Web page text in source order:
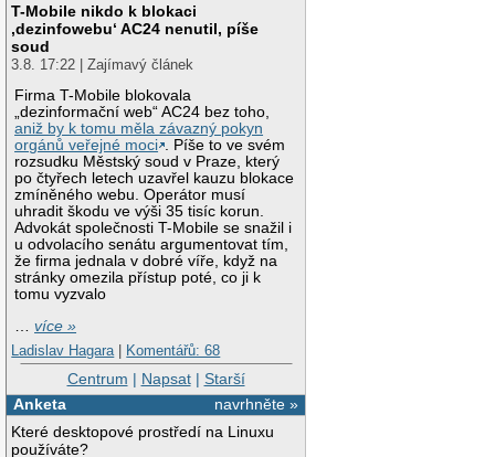
T-Mobile nikdo k blokaci
‚dezinfowebu‘ AC24 nenutil, píše
soud
3.8. 17:22 | Zajímavý článek
Firma T-Mobile blokovala
„dezinformační web“ AC24 bez toho,
aniž by k tomu měla závazný pokyn
orgánů veřejné moci . Píše to ve svém
rozsudku Městský soud v Praze, který
po čtyřech letech uzavřel kauzu blokace
zmíněného webu. Operátor musí
uhradit škodu ve výši 35 tisíc korun.
Advokát společnosti T-Mobile se snažil i
u odvolacího senátu argumentovat tím,
že firma jednala v dobré víře, když na
stránky omezila přístup poté, co ji k
tomu vyzvalo
…více »
Ladislav Hagara | Komentářů: 68
Centrum | Napsat| Starší
navrhněte »
Anketa
Které desktopové prostředí na Linuxu
používáte?